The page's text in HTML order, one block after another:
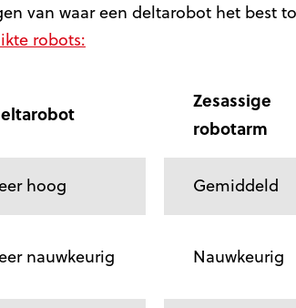
van waar een deltarobot het best
robots:
Zesassige
robotarm
hoog Gemiddeld
nauwkeurig Nauwkeurig